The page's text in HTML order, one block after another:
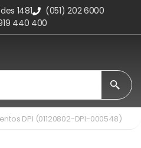
1481
(051) 202 6000
440 400
DPI (01120802-DPI-000548)